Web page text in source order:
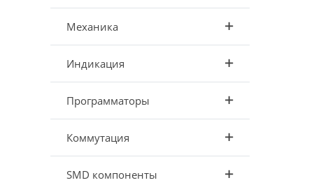
Механика
Индикация
Программаторы
Коммутация
SMD компоненты